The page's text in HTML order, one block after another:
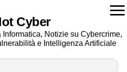
Cyber
Informatica, Notizie su Cybercrime,
e Intelligenza Artificiale